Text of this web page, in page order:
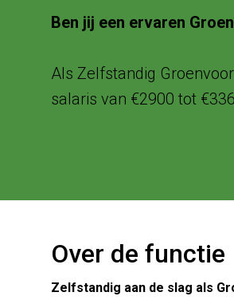
Ben jij een ervaren
Als Zelfstandig
salaris van €2900 tot
Over de functie
Zelfstandig aan de slag als